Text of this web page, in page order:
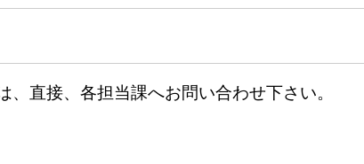
直接、各担当課へお問い合わせ下さい。